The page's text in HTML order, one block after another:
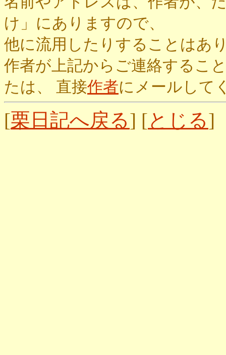
け」にありますので、
他に流用したりすることはあ
作者が上記からご連絡するこ
たは、 直接作者にメールして
[栗日記へ戻る] [とじる]